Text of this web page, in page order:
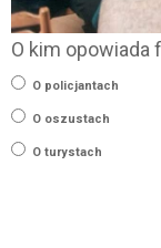
O kim opowiada
O policjantach
O oszustach
O turystach